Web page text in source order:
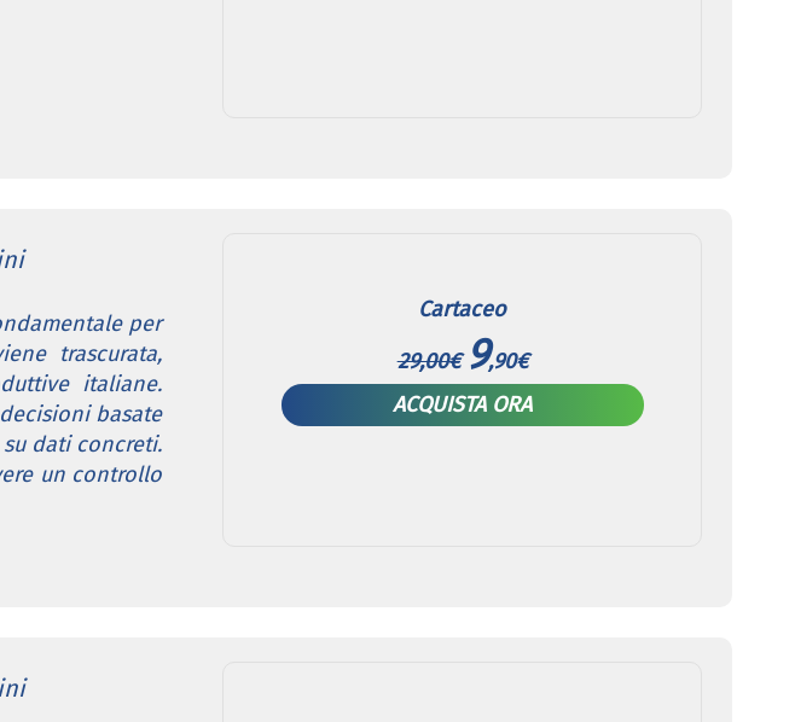
per
trascurata,
italiane.
basate
dati concreti.
un controllo
Cartaceo
29,00€ 9,90€
ACQUISTA ORA